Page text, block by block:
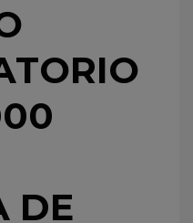
DE